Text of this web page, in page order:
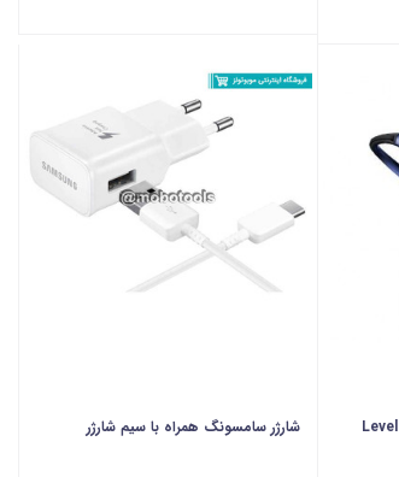
هدفون بي سيم سامسونگ مدل Level
شارژر سامسونگ همراه با سیم شارژر